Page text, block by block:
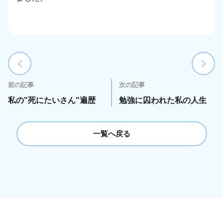
前の記事
私の"死にたいさん"遍歴
次の記事
勉強に囚われた私の人生
一覧へ戻る